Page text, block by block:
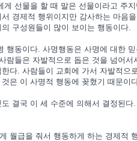
게 선물을 할 때 말은 선물이라고 주
경제적 행위이지만 감사하는 마음
구성원들이 많이 보이는 행동이다.
행동이다. 사명행동은 사명에 대한
람들은 자발적으로 돕은 것을 넘어
다. 사람들이 교회에 가서 자발적으
은 이 사명적 행동에 꽂혔기 때문이
결국 이 세 수준에 의해서 결정된
월급을 줘서 행동하게 하는 경제적